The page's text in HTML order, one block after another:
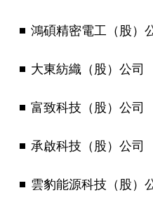
鴻碩精密電工（股）
大東紡織（股）公司
富致科技（股）公司
承啟科技（股）公司
雲豹能源科技（股）